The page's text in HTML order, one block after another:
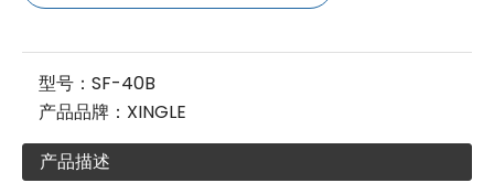
型号： SF-40B
产品品牌： XINGLE
产品描述